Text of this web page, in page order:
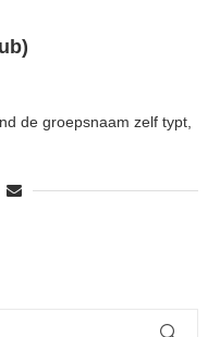
de groepsnaam zelf typt,